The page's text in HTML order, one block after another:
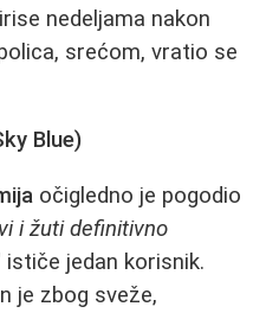
nedeljama nakon
srećom, vratio se
Blue)
očigledno je pogodio
i žuti definitivno
ističe jedan korisnik.
je zbog sveže,